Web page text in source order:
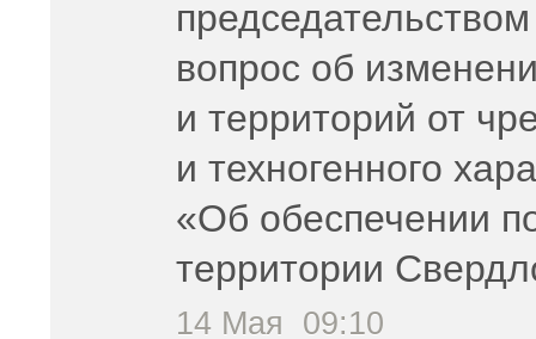
вопрос об
и территорий от
и техногенного
«Об обеспечении
территории
14 Мая 09:10